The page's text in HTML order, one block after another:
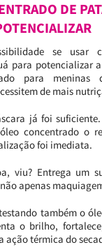
DE
se usar
para potencializar
para meninas
de mais
já foi
concentrado o
foi imediata.
viu? Entrega um
apenas
também o
o brilho,
ação térmica do